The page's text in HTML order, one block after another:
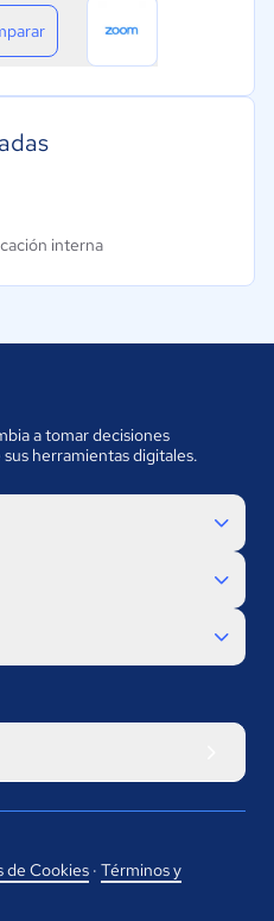
interna
a tomar decisiones
herramientas digitales.
de Cookies · Términos y